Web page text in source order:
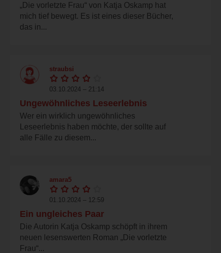
„Die vorletzte Frau“ von Katja Oskamp hat
mich tief bewegt. Es ist eines dieser Bücher,
das in...
straubsi
03.10.2024 – 21:14
Ungewöhnliches Leseerlebnis
Wer ein wirklich ungewöhnliches
Leseerlebnis haben möchte, der sollte auf
alle Fälle zu diesem...
amara5
01.10.2024 – 12:59
Ein ungleiches Paar
Die Autorin Katja Oskamp schöpft in ihrem
neuen lesenswerten Roman „Die vorletzte
Frau“...